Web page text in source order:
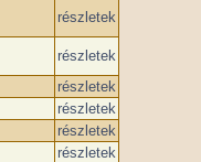
részletek
részletek
részletek
részletek
részletek
részletek